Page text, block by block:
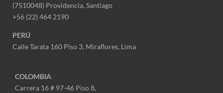
(7510048) Providencia, Santiago
+56 (22) 464 2190
PERÚ
Calle Tarata 160 Piso 3, Miraflores, Lima
COLOMBIA
Carrera 16 # 97-46 Piso 8,